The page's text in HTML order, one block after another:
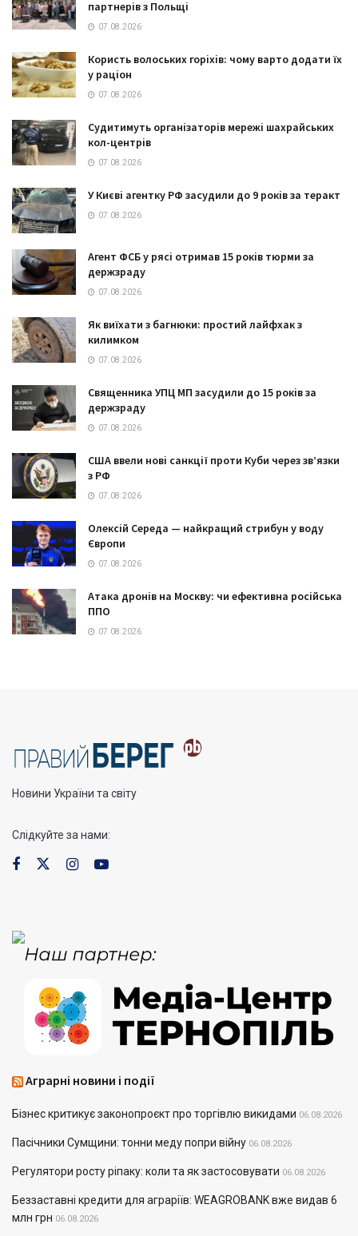
партнерів з Польщі
07.08.2026
Користь волоських горіхів: чому варто додати їх
у раціон
07.08.2026
Судитимуть організаторів мережі шахрайських
кол-центрів
07.08.2026
У Києві агентку РФ засудили до 9 років за теракт
07.08.2026
Агент ФСБ у рясі отримав 15 років тюрми за
держзраду
07.08.2026
Як виїхати з багнюки: простий лайфхак з
килимком
07.08.2026
Священника УПЦ МП засудили до 15 років за
держзраду
07.08.2026
США ввели нові санкції проти Куби через зв’язки
з РФ
07.08.2026
Олексій Середа — найкращий стрибун у воду
Європи
07.08.2026
Атака дронів на Москву: чи ефективна російська
ППО
07.08.2026
Новини України та світу
Слідкуйте за нами:
Аграрні новини і події
Бізнес критикує законопроєкт про торгівлю викидами 06.08.2026
Пасічники Сумщини: тонни меду попри війну 06.08.2026
Регулятори росту ріпаку: коли та як застосовувати 06.08.2026
Беззаставні кредити для аграріїв: WEAGROBANK вже видав 6
млн грн 06.08.2026